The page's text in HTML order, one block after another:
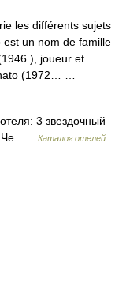
les différents sujets
un nom de famille
), joueur et
(1972… …
3 звездочный
Че …
Каталог отелей